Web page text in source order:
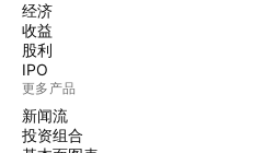
经济
收益
股利
IPO
更多产品
新闻流
投资组合